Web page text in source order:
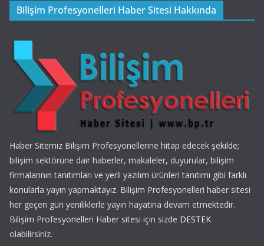
Bilişim Profesyonelleri Haber Sitesi Hakkında
Haber Sitemiz Bilişim Profesyonellerine hitap edecek şekilde;
bilişim sektörüne dair haberler, makaleler, duyurular, bilişim
firmalarının tanıtımları ve yerli yazılım ürünleri tanıtımı gibi farklı
konularla yayın yapmaktayız. Bilişim Profesyonelleri haber sitesi
her geçen gün yeniliklerle yayın hayatına devam etmektedir.
Bilişim Profesyonelleri Haber sitesi için sizde DESTEK
olabilirsiniz.